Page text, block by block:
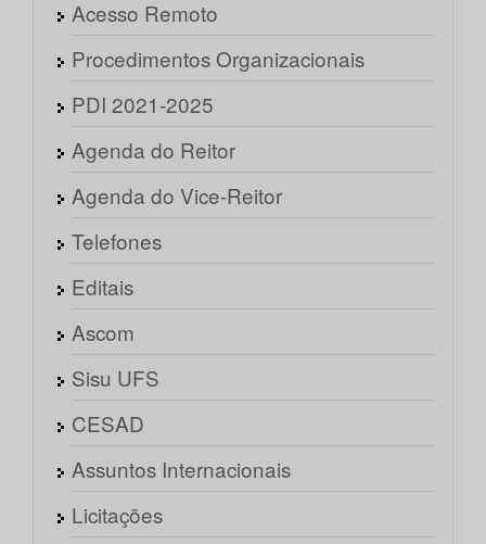
Acesso Remoto
Procedimentos Organizacionais
PDI 2021-2025
Agenda do Reitor
Agenda do Vice-Reitor
Telefones
Editais
Ascom
Sisu UFS
CESAD
Assuntos Internacionais
Licitações